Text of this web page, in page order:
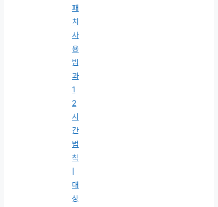
패
치
사
용
법
과
1
2
시
간
법
칙
대
상